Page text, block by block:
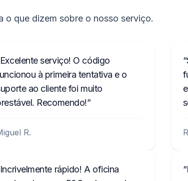
o que dizem sobre o nosso serviço.
Excelente serviço! O código
à primeira tentativa e o
ao cliente foi muito
Recomendo!
R.
Incrivelmente rápido! A oficina